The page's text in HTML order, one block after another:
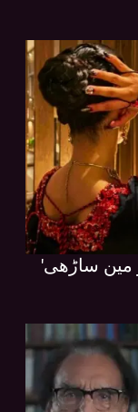
مین ساڑھی'